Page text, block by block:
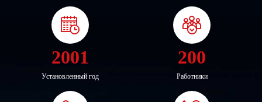
2001
Установленный год
200
Работники